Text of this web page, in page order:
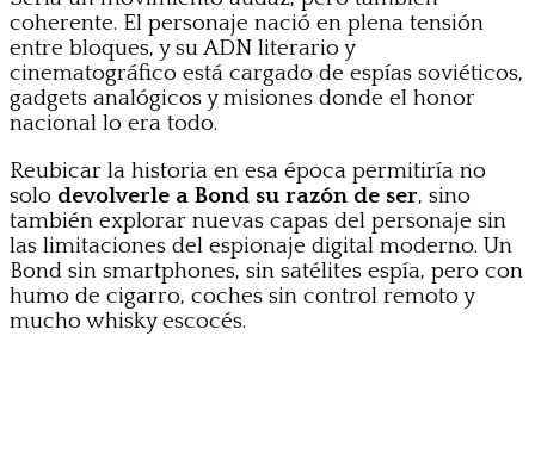
coherente. El personaje nació en plena tensión
entre bloques, y su ADN literario y
cinematográfico está cargado de espías soviéticos,
gadgets analógicos y misiones donde el honor
nacional lo era todo.
Reubicar la historia en esa época permitiría no
solo devolverle a Bond su razón de ser, sino
también explorar nuevas capas del personaje sin
las limitaciones del espionaje digital moderno. Un
Bond sin smartphones, sin satélites espía, pero con
humo de cigarro, coches sin control remoto y
mucho whisky escocés.